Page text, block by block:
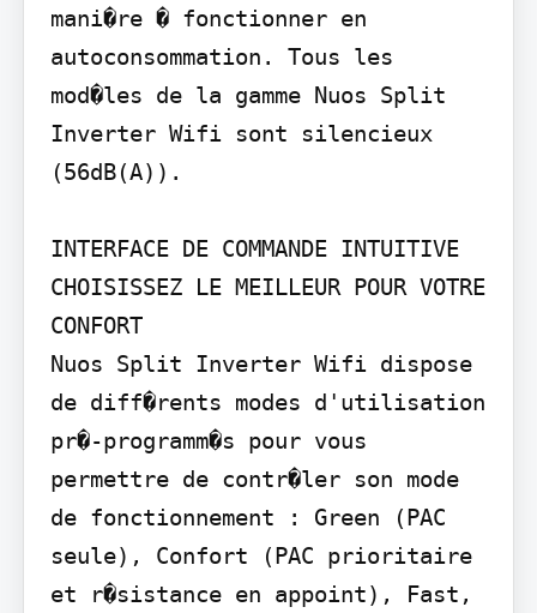
mani�re � fonctionner en
autoconsommation. Tous les
mod�les de la gamme Nuos Split
Inverter Wifi sont silencieux
(56dB(A)).
INTERFACE DE COMMANDE INTUITIVE
CHOISISSEZ LE MEILLEUR POUR VOTRE
CONFORT
Nuos Split Inverter Wifi dispose
de diff�rents modes d'utilisation
pr�-programm�s pour vous
permettre de contr�ler son mode
de fonctionnement : Green (PAC
seule), Confort (PAC prioritaire
et r�sistance en appoint), Fast,